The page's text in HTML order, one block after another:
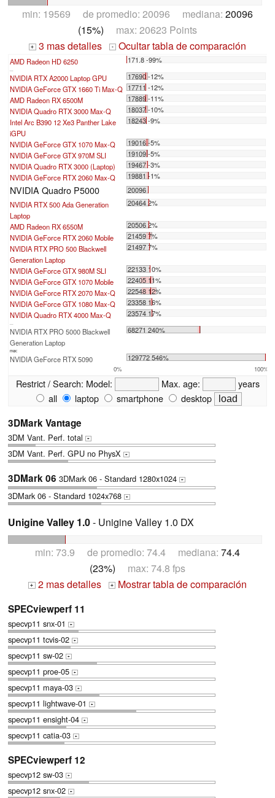
min: 19569 de promedio: 20096 mediana: 20096
(15%) max: 20623 Points
+ 3 mas detalles - Ocultar tabla de comparación
AMD Radeon HD 6250 171.8 -99%
...
NVIDIA RTX A2000 Laptop GPU
17690 -12%
NVIDIA GeForce GTX 1660 Ti Max-Q 17711 -12%
AMD Radeon RX 6500M
17889 -11%
NVIDIA Quadro RTX 3000 Max-Q
18037 -10%
Intel Arc B390 12 Xe3 Panther Lake
iGPU
18243 -9%
NVIDIA GeForce GTX 1070 Max-Q
19016 -5%
NVIDIA GeForce GTX 970M SLI
19109 -5%
NVIDIA Quadro RTX 3000 (Laptop)
19467 -3%
NVIDIA GeForce RTX 2060 Max-Q
19881 -1%
NVIDIA Quadro P5000
20096
NVIDIA RTX 500 Ada Generation
Laptop
20464 2%
AMD Radeon RX 6550M
20506 2%
NVIDIA GeForce RTX 2060 Mobile
21459 7%
NVIDIA RTX PRO 500 Blackwell
Generation Laptop
21497 7%
NVIDIA GeForce GTX 980M SLI
22133 10%
NVIDIA GeForce GTX 1070 Mobile
22405 11%
NVIDIA GeForce RTX 2070 Max-Q
22548 12%
NVIDIA GeForce GTX 1080 Max-Q
23358 16%
NVIDIA Quadro RTX 4000 Max-Q
23574 17%
...
NVIDIA RTX PRO 5000 Blackwell
Generation Laptop
68271 240%
max:
NVIDIA GeForce RTX 5090 129772 546%
0% 100%
Restrict / Search: Model: Max. age:
years
all
laptop smartphone desktop
3DMark Vantage
3DM Vant. Perf. total +
3DM Vant. Perf. GPU no PhysX +
3DMark 06 3DMark 06 - Standard 1280x1024 +
3DMark 06 - Standard 1024x768 +
Unigine Valley 1.0- Unigine Valley 1.0 DX
min: 73.9 de promedio: 74.4 mediana: 74.4
(23%) max: 74.8 fps
+ 2 mas detalles + Mostrar tabla de comparación
SPECviewperf 11
specvp11 snx-01 +
specvp11 tcvis-02 +
specvp11 sw-02 +
specvp11 proe-05 +
specvp11 maya-03 +
specvp11 lightwave-01 +
specvp11 ensight-04 +
specvp11 catia-03 +
SPECviewperf 12
specvp12 sw-03 +
specvp12 snx-02 +